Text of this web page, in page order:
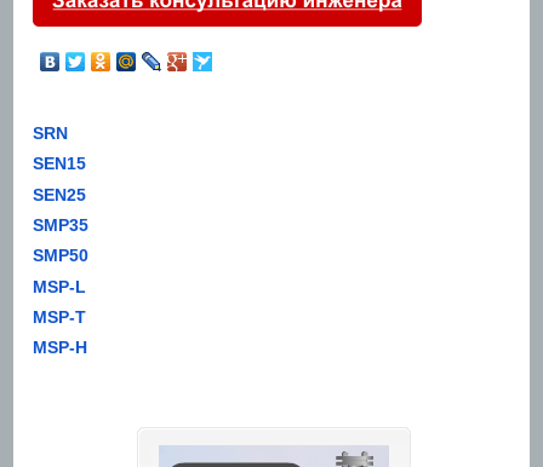
SRN
SEN15
SEN25
SMP35
SMP50
MSP-L
MSP-T
MSP-H